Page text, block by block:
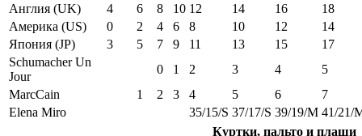
Англия (UK)
4 6 8 10 12 14 16
18
Америка (US)
0 2 4 6 8 10 12
14
Япония (JP)
3 5 7 9 11 13 15
17
Schumacher Un
Jour
0 1 2 3 4
5
MarcCain
1 2 3 4 5 6
7
Elena Miro
35/15/S 37/17/S 39/19/M 41/21/
Куртки, пальто и плащи